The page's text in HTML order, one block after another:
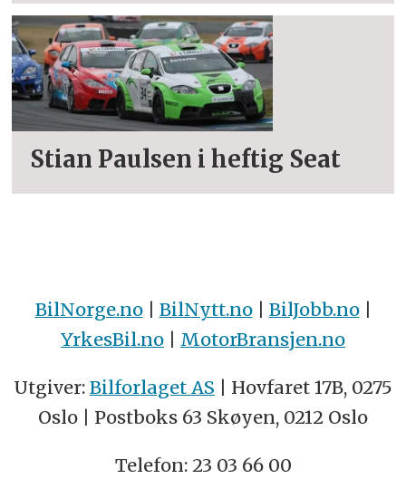
Stian Paulsen i heftig Seat
BilNorge.no| BilNytt.no| BilJobb.no|
YrkesBil.no
MotorBransjen.no
Utgiver: Bilforlaget AS | Hovfaret 17B, 0275
Oslo | Postboks 63 Skøyen, 0212 Oslo
Telefon: 23 03 66 00